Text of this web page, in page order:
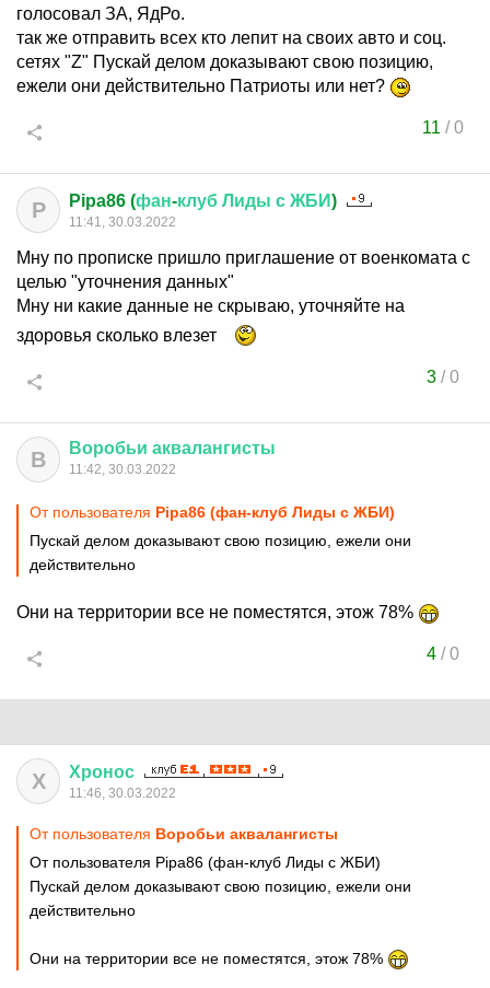
голосовал ЗА, ЯдРо.
так же отправить всех кто лепит на своих авто и соц.
сетях "Z" Пускай делом доказывают свою позицию,
ежели они действительно Патриоты или нет?
11 /0
P Pipa86 (фан-клуб Лиды с ЖБИ)
11:41, 30.03.2022
Мну по прописке пришло приглашение от военкомата с
целью "уточнения данных"
Мну ни какие данные не скрываю, уточняйте на
здоровья сколько влезет
3/0
В Воробьи аквалангисты
11:42, 30.03.2022
От пользователя Pipa86 (фан-клуб Лиды с ЖБИ)
Пускай делом доказывают свою позицию, ежели они
действительно
Они на территории все не поместятся, этож 78%
4/0
Х Хронос
11:46, 30.03.2022
От пользователя Воробьи аквалангисты
От пользователя Pipa86 (фан-клуб Лиды с ЖБИ)
Пускай делом доказывают свою позицию, ежели они
действительно
Они на территории все не поместятся, этож 78%